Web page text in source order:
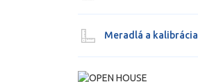
Meradlá a kalibrácia